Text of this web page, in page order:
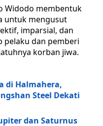
Widodo membentuk
untuk mengusut
imparsial, dan
pelaku dan pemberi
korban jiwa.
di Halmahera,
Steel Dekati
dan Saturnus